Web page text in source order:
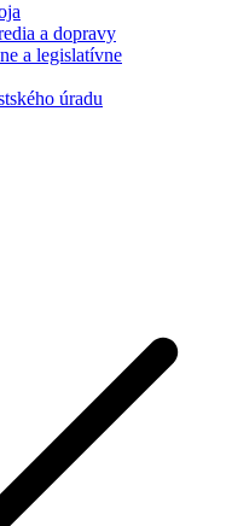
a dopravy
a legislatívne
úradu